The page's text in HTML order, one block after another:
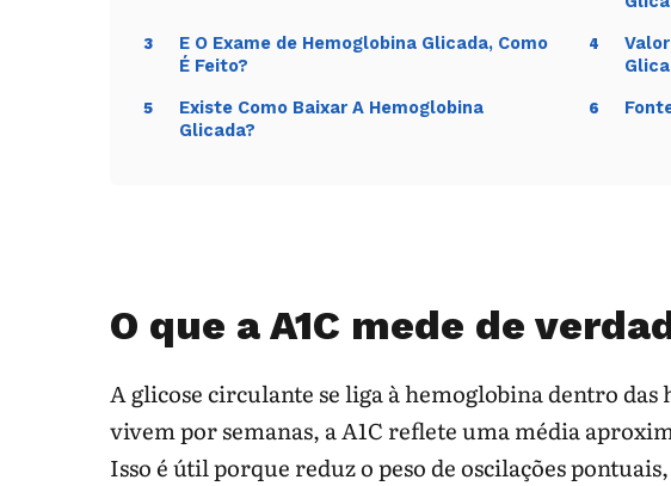
3
E O Exame de Hemoglobina Glicada, Como
É Feito?
4
5
Existe Como Baixar A Hemoglobina
Glicada?
6
O que a A1C mede de
A glicose circulante se liga à hemoglobina dentro das
vivem por semanas, a A1C reflete uma média
Isso é útil porque reduz o peso de oscilações